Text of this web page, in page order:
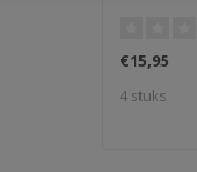
€15,95
4 stuks